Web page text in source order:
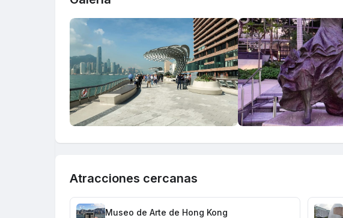
Atracciones cercanas
Museo de Arte de Hong Kong